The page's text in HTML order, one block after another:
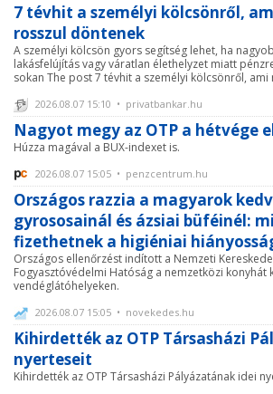
7 tévhit a személyi kölcsönről,
rosszul döntenek
A személyi kölcsön gyors segítség lehet, ha
lakásfelújítás vagy váratlan élethelyzet miatt
sokan The post 7 tévhit a személyi kölcsönről, ami
2026.08.07 15:10 • privatbankar.hu
Nagyot megy az OTP a hétvége
Húzza magával a BUX-indexet is.
2026.08.07 15:05 • penzcentrum.hu
Országos razzia a magyarok
gyrososainál és ázsiai büféinél:
fizethetnek a higiéniai
Országos ellenőrzést indított a Nemzeti
Fogyasztóvédelmi Hatóság a nemzetközi konyhát
vendéglátóhelyeken.
2026.08.07 15:05 • novekedes.hu
Kihirdették az OTP Társasházi
nyerteseit
Kihirdették az OTP Társasházi Pályázatának idei